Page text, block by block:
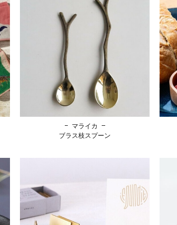
マライカ
ブラス枝スプーン